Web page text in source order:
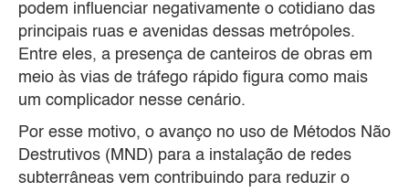
podem influenciar negativamente o cotidiano das
principais ruas e avenidas dessas metrópoles.
Entre eles, a presença de canteiros de obras em
meio às vias de tráfego rápido figura como mais
um complicador nesse cenário.
Por esse motivo, o avanço no uso de Métodos Não
Destrutivos (MND) para a instalação de redes
subterrâneas vem contribuindo para reduzir o